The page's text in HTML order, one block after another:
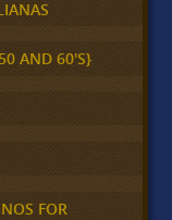
AND 60'S}
FOR